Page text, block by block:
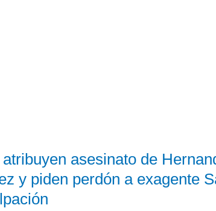
asesinato de
y piden perdón a exagente